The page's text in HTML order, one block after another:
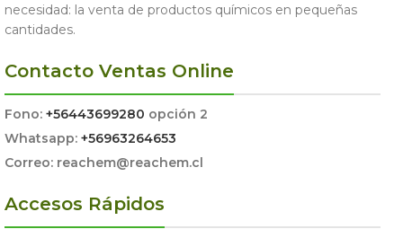
necesidad: la venta de productos químicos en pequeñas
cantidades.
Contacto Ventas Online
Fono: +56443699280 opción 2
Whatsapp: +56963264653
Correo: reachem@reachem.cl
Accesos Rápidos